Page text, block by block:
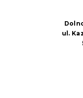
ul.